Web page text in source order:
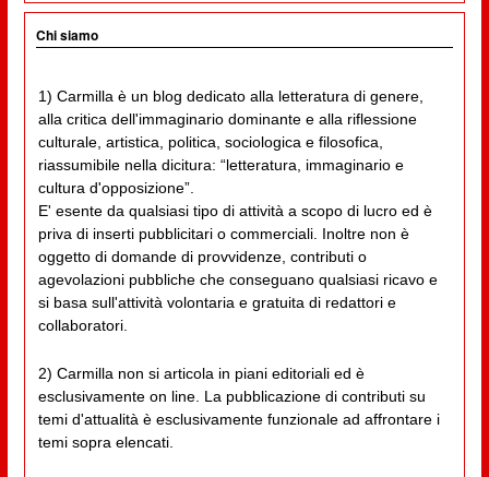
Chi siamo
1) Carmilla è un blog dedicato alla letteratura di genere,
alla critica dell'immaginario dominante e alla riflessione
culturale, artistica, politica, sociologica e filosofica,
riassumibile nella dicitura: “letteratura, immaginario e
cultura d'opposizione”.
E' esente da qualsiasi tipo di attività a scopo di lucro ed è
priva di inserti pubblicitari o commerciali. Inoltre non è
oggetto di domande di provvidenze, contributi o
agevolazioni pubbliche che conseguano qualsiasi ricavo e
si basa sull'attività volontaria e gratuita di redattori e
collaboratori.
2) Carmilla non si articola in piani editoriali ed è
esclusivamente on line. La pubblicazione di contributi su
temi d'attualità è esclusivamente funzionale ad affrontare i
temi sopra elencati.